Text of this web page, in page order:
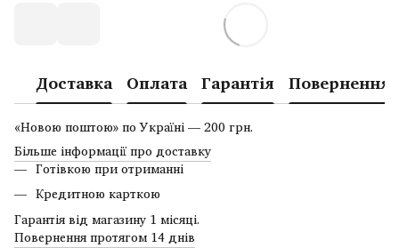
Доставка Оплата Гарантія Повернення
«Новою поштою» по Україні — 200 грн.
Більше інформації про доставку
Готівкою при отриманні
Кредитною карткою
Гарантія від магазину 1 місяці.
Повернення протягом 14 днів